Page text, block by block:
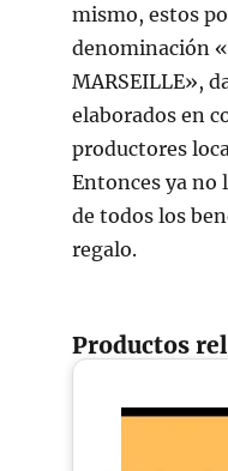
mismo, estos
denominación
MARSEILLE»,
elaborados en
productores
Entonces ya no
de todos los
regalo.
Productos